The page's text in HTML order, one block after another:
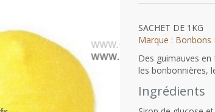
SACHET DE 1KG
Marque : Bonbons
Des guimauves
les bonbonnières,
Ingrédients